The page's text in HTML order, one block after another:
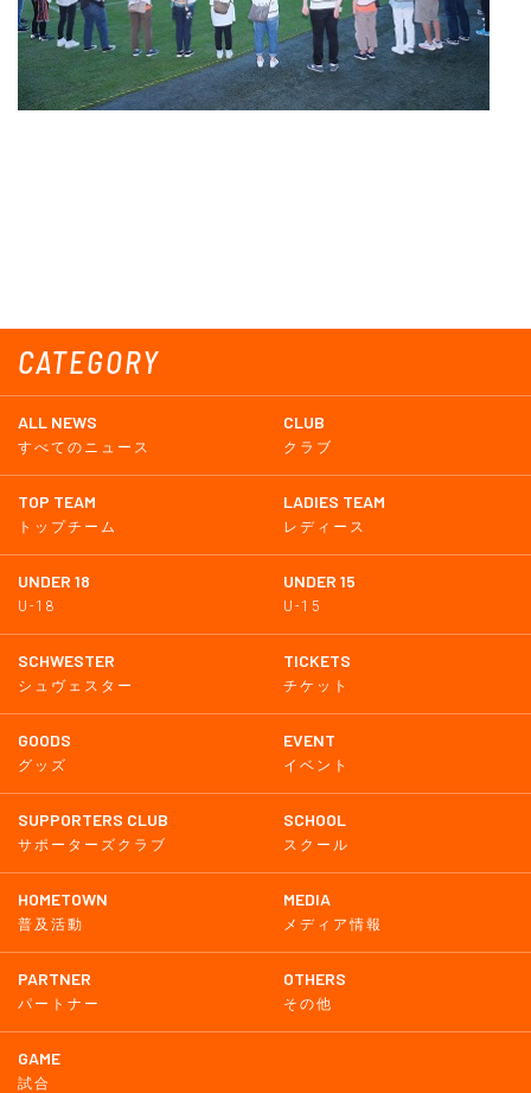
CATEGORY
ALL NEWS
すべてのニュース
CLUB
クラブ
TOP TEAM
トップチーム
LADIES TEAM
レディース
UNDER 18
U-18
UNDER 15
U-15
SCHWESTER
シュヴェスター
TICKETS
チケット
GOODS
グッズ
EVENT
イベント
SUPPORTERS CLUB
サポーターズクラブ
SCHOOL
スクール
HOMETOWN
普及活動
MEDIA
メディア情報
PARTNER
パートナー
OTHERS
その他
GAME
試合